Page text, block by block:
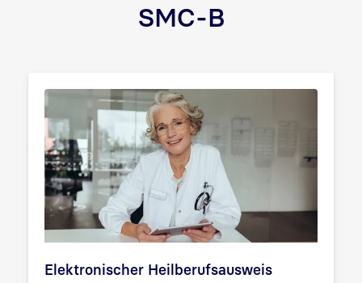
SMC-B
Elektronischer Heilberufsausweis